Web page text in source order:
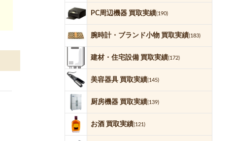
PC周辺機器 買取実績(190)
腕時計・ブランド小物 買取実績(183)
建材・住宅設備 買取実績(172)
美容器具 買取実績(145)
厨房機器 買取実績(139)
お酒 買取実績(121)